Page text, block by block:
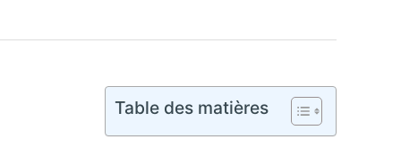
Table des matières